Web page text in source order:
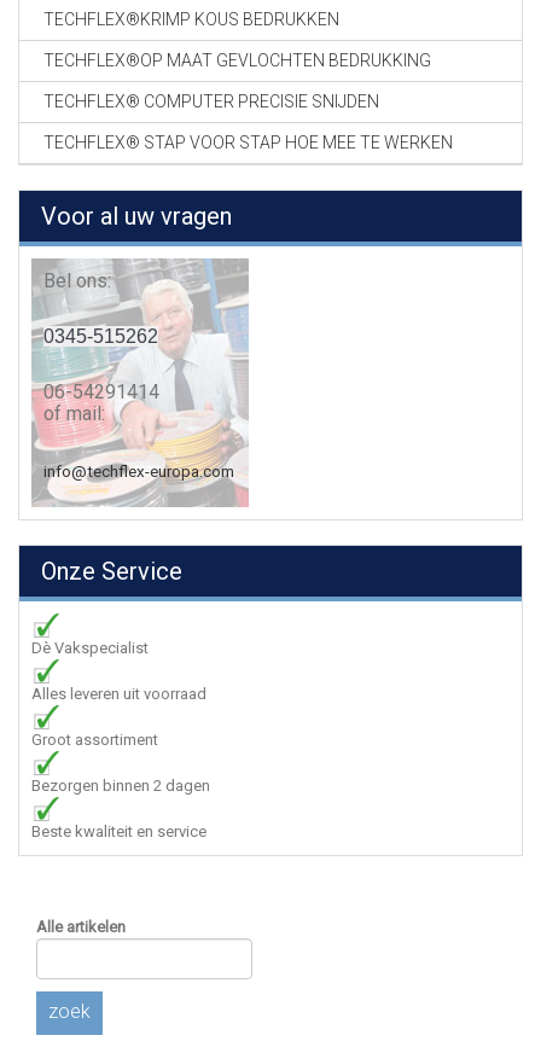
TECHFLEX®KRIMP KOUS BEDRUKKEN
TECHFLEX®OP MAAT GEVLOCHTEN BEDRUKKING
TECHFLEX® COMPUTER PRECISIE SNIJDEN
TECHFLEX® STAP VOOR STAP HOE MEE TE WERKEN
Voor al uw vragen
Bel ons:
0345-515262
06-54291414
of mail:
info@techflex-europa.com
Onze Service
Dè Vakspecialist
Alles leveren uit voorraad
Groot assortiment
Bezorgen binnen 2 dagen
Beste kwaliteit en service
Alle artikelen
zoek